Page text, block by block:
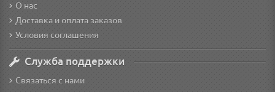
О нас
Доставка и оплата заказов
Условия соглашения
Служба поддержки
Связаться с нами